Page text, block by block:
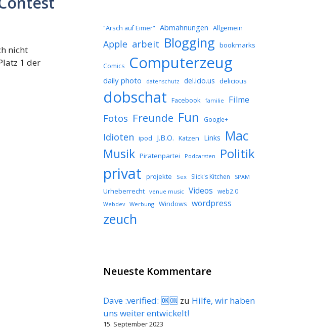
nicht
1 der
"Arsch auf Eimer" Abmahnungen Allgemein
Apple arbeit Blogging bookmarks
Comics Computerzeug
daily photo datenschutz del.icio.us delicious
dobschat Facebook familie Filme
Fotos Freunde Fun Google+
Idioten ipod J.B.O. Katzen Links Mac
Musik Piratenpartei Podcarsten Politik
privat projekte Sex Slick's Kitchen SPAM
Urheberrecht venue music Videos web2.0
Webdev Werbung Windows wordpress
zeuch
Neueste Kommentare
Dave :verified: 🆗🆒 zu Hilfe, wir haben
uns weiter entwickelt!
15. September 2023